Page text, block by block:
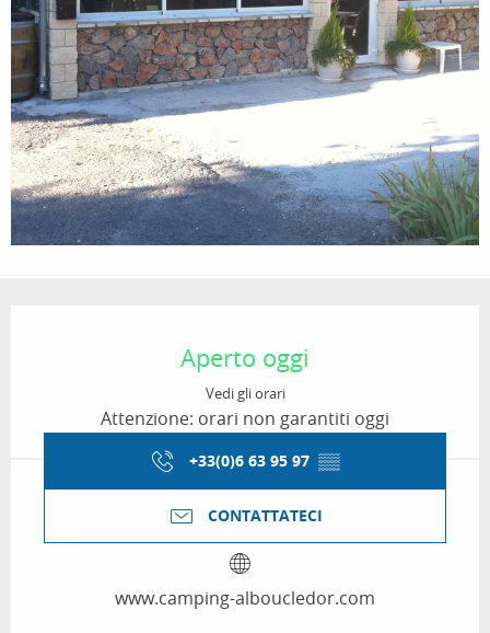
Aperto oggi
Vedi gli orari
Attenzione: orari non garantiti oggi
+33(0)6 63 95 97 ▒▒
CONTATTATECI
www.camping-alboucledor.com